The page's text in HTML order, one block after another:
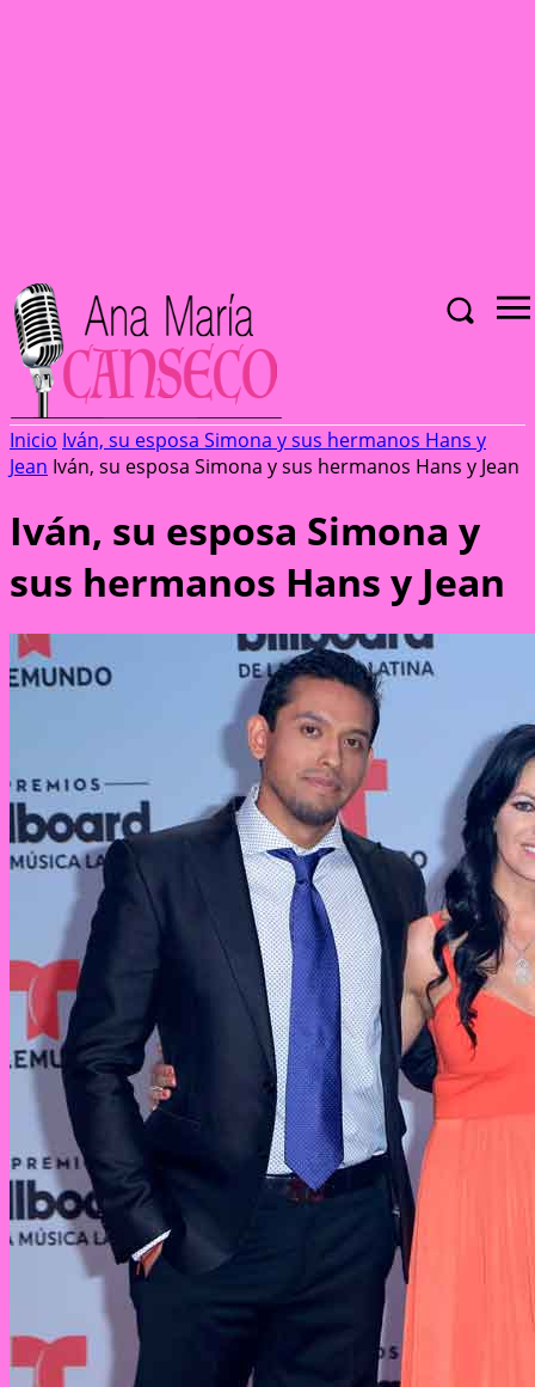
Inicio Iván, su esposa Simona y sus hermanos Hans y
Jean Iván, su esposa Simona y sus hermanos Hans y Jean
Iván, su esposa Simona y
sus hermanos Hans y Jean